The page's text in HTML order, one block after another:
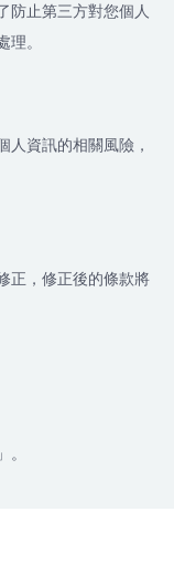
防止第三方對您個人
。
人資訊的相關風險，
正，修正後的條款將
」。